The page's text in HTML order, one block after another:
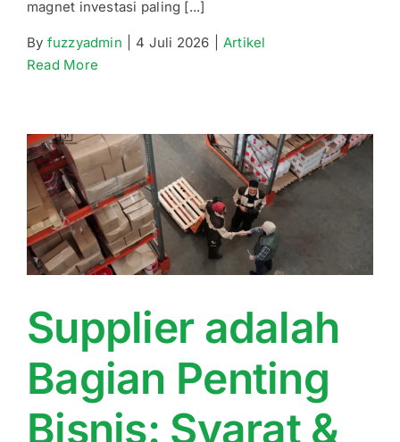
magnet investasi paling [...]
By fuzzyadmin 4 Juli 2026
Artikel
Read More
Supplier adalah
Bagian Penting
Bisnis: Syarat &